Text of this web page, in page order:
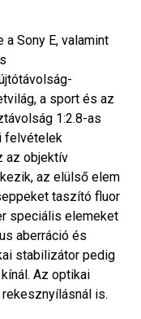
Sony E, valamint
a sport és az
1:2.8-as
felvételek
az objektív
az elülső elem
taszító fluor
speciális elemeket
aberráció és
stabilizátor pedig
Az optikai
is.